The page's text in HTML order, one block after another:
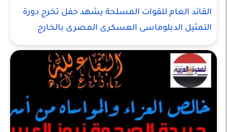
القائد العام للقوات المسلحة يشهد حفل تخرج دورة
التمثيل الدبلوماسى العسكرى المصرى بالخارج